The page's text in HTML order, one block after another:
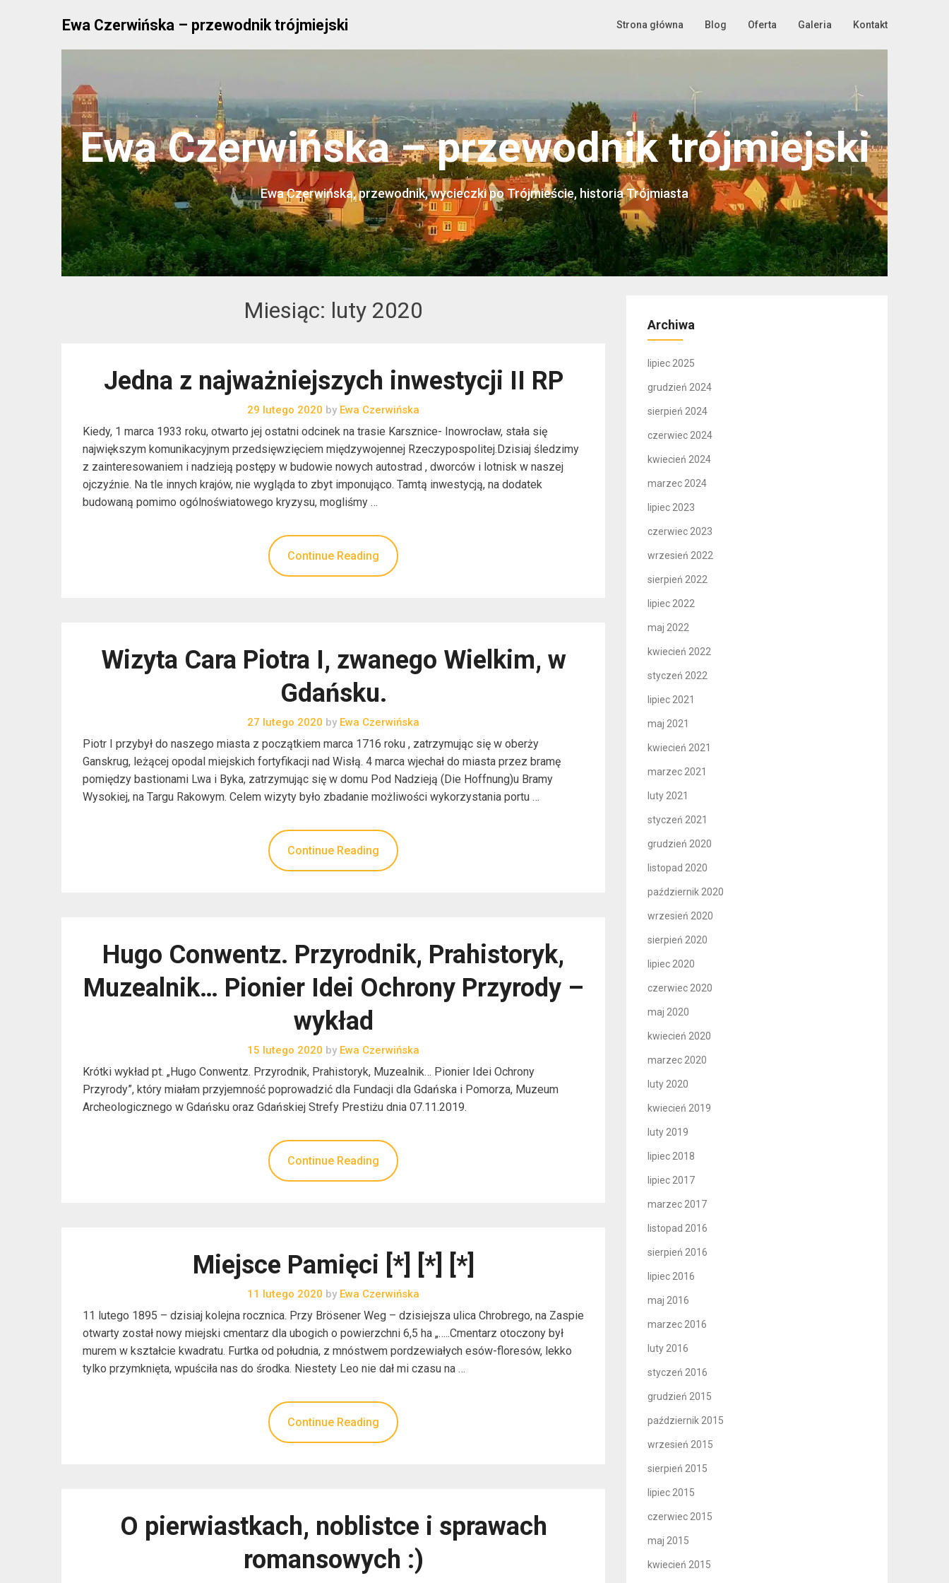
Ewa Czerwińska – przewodnik trójmiejski Strona główna Blog Oferta Galeria Kontakt
Ewa Czerwińska – przewodnik trójmiejski
Ewa Czerwińska, przewodnik, wycieczki po Trójmieście, historia Trójmiasta
Miesiąc: luty 2020
Jedna z najważniejszych inwestycji II RP
29 lutego 2020 by Ewa Czerwińska
Kiedy, 1 marca 1933 roku, otwarto jej ostatni odcinek na trasie Karsznice- Inowrocław, stała się
największym komunikacyjnym przedsięwzięciem międzywojennej Rzeczypospolitej.Dzisiaj śledzimy
z zainteresowaniem i nadzieją postępy w budowie nowych autostrad , dworców i lotnisk w naszej
ojczyźnie. Na tle innych krajów, nie wygląda to zbyt imponująco. Tamtą inwestycją, na dodatek
budowaną pomimo ogólnoświatowego kryzysu, mogliśmy …
Continue Reading
Wizyta Cara Piotra I, zwanego Wielkim, w
Gdańsku.
27 lutego 2020 by Ewa Czerwińska
Piotr I przybył do naszego miasta z początkiem marca 1716 roku , zatrzymując się w oberży
Ganskrug, leżącej opodal miejskich fortyfikacji nad Wisłą. 4 marca wjechał do miasta przez bramę
pomiędzy bastionami Lwa i Byka, zatrzymując się w domu Pod Nadzieją (Die Hoffnung)u Bramy
Wysokiej, na Targu Rakowym. Celem wizyty było zbadanie możliwości wykorzystania portu …
Continue Reading
Hugo Conwentz. Przyrodnik, Prahistoryk,
Muzealnik… Pionier Idei Ochrony Przyrody –
wykład
15 lutego 2020 by Ewa Czerwińska
Krótki wykład pt. „Hugo Conwentz. Przyrodnik, Prahistoryk, Muzealnik… Pionier Idei Ochrony
Przyrody”, który miałam przyjemność poprowadzić dla Fundacji dla Gdańska i Pomorza, Muzeum
Archeologicznego w Gdańsku oraz Gdańskiej Strefy Prestiżu dnia 07.11.2019.
Continue Reading
Miejsce Pamięci [*] [*] [*]
11 lutego 2020 by Ewa Czerwińska
11 lutego 1895 – dzisiaj kolejna rocznica. Przy Brösener Weg – dzisiejsza ulica Chrobrego, na Zaspie
otwarty został nowy miejski cmentarz dla ubogich o powierzchni 6,5 ha „…..Cmentarz otoczony był
murem w kształcie kwadratu. Furtka od południa, z mnóstwem pordzewiałych esów-floresów, lekko
tylko przymknięta, wpuściła nas do środka. Niestety Leo nie dał mi czasu na …
Continue Reading
O pierwiastkach, noblistce i sprawach
romansowych :)
Archiwa
lipiec 2025
grudzień 2024
sierpień 2024
czerwiec 2024
kwiecień 2024
marzec 2024
lipiec 2023
czerwiec 2023
wrzesień 2022
sierpień 2022
lipiec 2022
maj 2022
kwiecień 2022
styczeń 2022
lipiec 2021
maj 2021
kwiecień 2021
marzec 2021
luty 2021
styczeń 2021
grudzień 2020
listopad 2020
październik 2020
wrzesień 2020
sierpień 2020
lipiec 2020
czerwiec 2020
maj 2020
kwiecień 2020
marzec 2020
luty 2020
kwiecień 2019
luty 2019
lipiec 2018
lipiec 2017
marzec 2017
listopad 2016
sierpień 2016
lipiec 2016
maj 2016
marzec 2016
luty 2016
styczeń 2016
grudzień 2015
październik 2015
wrzesień 2015
sierpień 2015
lipiec 2015
czerwiec 2015
maj 2015
kwiecień 2015